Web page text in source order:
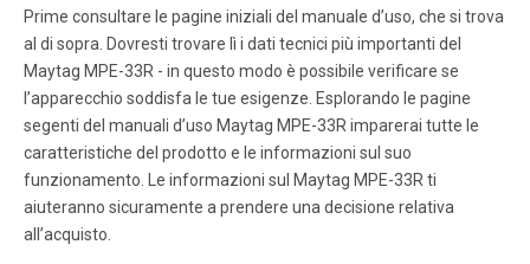
switch) Figure 4 FINAL FINISHING Materials such as brick
and tile can be extended down to the top of the ﬁ replace.
Do not extend down, covering the outlet or glass
enclosure panel (optional kit).
Pagina 7
NOTE: DIAGRAMS & ILLUSTRA TIONS NOT TO SCALE. 7 •
When using the remote control , the power on/off switch
inside the body and the wall switch (optional kit) must be
Prime consultare le pagine iniziali del manuale d’uso, che si trova
al di sopra. Dovresti trovare lì i dati tecnici più importanti del
Maytag MPE-33R - in questo modo è possibile verificare se
l’apparecchio soddisfa le tue esigenze. Esplorando le pagine
segenti del manuali d’uso Maytag MPE-33R imparerai tutte le
caratteristiche del prodotto e le informazioni sul suo
funzionamento. Le informazioni sul Maytag MPE-33R ti
aiuteranno sicuramente a prendere una decisione relativa
all’acquisto.